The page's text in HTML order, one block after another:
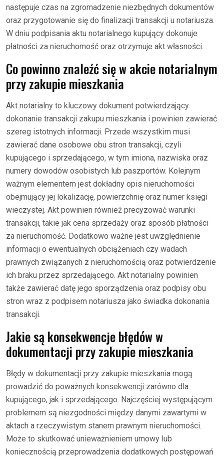
następuje czas na zgromadzenie niezbędnych dokumentów
oraz przygotowanie się do finalizacji transakcji u notariusza.
W dniu podpisania aktu notarialnego kupujący dokonuje
płatności za nieruchomość oraz otrzymuje akt własności.
Co powinno znaleźć się w akcie notarialnym
przy zakupie mieszkania
Akt notarialny to kluczowy dokument potwierdzający
dokonanie transakcji zakupu mieszkania i powinien zawierać
szereg istotnych informacji. Przede wszystkim musi
zawierać dane osobowe obu stron transakcji, czyli
kupującego i sprzedającego, w tym imiona, nazwiska oraz
numery dowodów osobistych lub paszportów. Kolejnym
ważnym elementem jest dokładny opis nieruchomości
obejmujący jej lokalizację, powierzchnię oraz numer księgi
wieczystej. Akt powinien również precyzować warunki
transakcji, takie jak cena sprzedaży oraz sposób płatności
za nieruchomość. Dodatkowo ważne jest uwzględnienie
informacji o ewentualnych obciążeniach czy wadach
prawnych związanych z nieruchomością oraz potwierdzenie
ich braku przez sprzedającego. Akt notarialny powinien
także zawierać datę jego sporządzenia oraz podpisy obu
stron wraz z podpisem notariusza jako świadka dokonania
transakcji.
Jakie są konsekwencje błędów w
dokumentacji przy zakupie mieszkania
Błędy w dokumentacji przy zakupie mieszkania mogą
prowadzić do poważnych konsekwencji zarówno dla
kupującego, jak i sprzedającego. Najczęściej występującym
problemem są niezgodności między danymi zawartymi w
aktach a rzeczywistym stanem prawnym nieruchomości.
Może to skutkować unieważnieniem umowy lub
koniecznością przeprowadzenia dodatkowych postępowań